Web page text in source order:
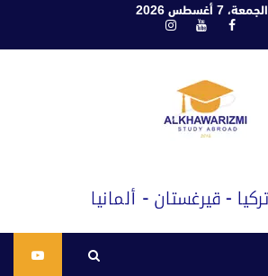
الجمعة، 7 أغسطس 2026
فيسبوكيوتيوبانستغرام